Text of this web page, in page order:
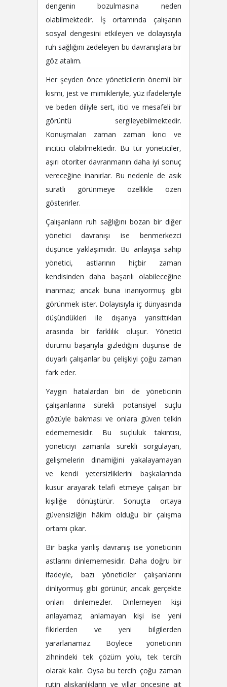
dengenin bozulmasına neden
olabilmektedir. İş ortamında çalışanın
sosyal dengesini etkileyen ve dolayısıyla
ruh sağlığını zedeleyen bu davranışlara bir
göz atalım.
Her şeyden önce yöneticilerin önemli bir
kısmı, jest ve mimikleriyle, yüz ifadeleriyle
ve beden diliyle sert, itici ve mesafeli bir
görüntü sergileyebilmektedir.
Konuşmaları zaman zaman kırıcı ve
incitici olabilmektedir. Bu tür yöneticiler,
aşırı otoriter davranmanın daha iyi sonuç
vereceğine inanırlar. Bu nedenle de asık
suratlı görünmeye özellikle özen
gösterirler.
Çalışanların ruh sağlığını bozan bir diğer
yönetici davranışı ise benmerkezci
düşünce yaklaşımıdır. Bu anlayışa sahip
yönetici, astlarının hiçbir zaman
kendisinden daha başarılı olabileceğine
inanmaz; ancak buna inanıyormuş gibi
görünmek ister. Dolayısıyla iç dünyasında
düşündükleri ile dışarıya yansıttıkları
arasında bir farklılık oluşur. Yönetici
durumu başarıyla gizlediğini düşünse de
duyarlı çalışanlar bu çelişkiyi çoğu zaman
fark eder.
Yaygın hatalardan biri de yöneticinin
çalışanlarına sürekli potansiyel suçlu
gözüyle bakması ve onlara güven telkin
edememesidir. Bu suçluluk takıntısı,
yöneticiyi zamanla sürekli sorgulayan,
gelişmelerin dinamiğini yakalayamayan
ve kendi yetersizliklerini başkalarında
kusur arayarak telafi etmeye çalışan bir
kişiliğe dönüştürür. Sonuçta ortaya
güvensizliğin hâkim olduğu bir çalışma
ortamı çıkar.
Bir başka yanlış davranış ise yöneticinin
astlarını dinlememesidir. Daha doğru bir
ifadeyle, bazı yöneticiler çalışanlarını
dinliyormuş gibi görünür; ancak gerçekte
onları dinlemezler. Dinlemeyen kişi
anlayamaz; anlamayan kişi ise yeni
fikirlerden ve yeni bilgilerden
yararlanamaz. Böylece yöneticinin
zihnindeki tek çözüm yolu, tek tercih
olarak kalır. Oysa bu tercih çoğu zaman
rutin alışkanlıkların ve yıllar öncesine ait